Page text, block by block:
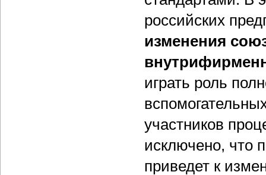
российских
изменения
играть роль
участников
исключено, что
приведет к